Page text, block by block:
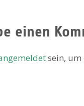
einen
sein, um